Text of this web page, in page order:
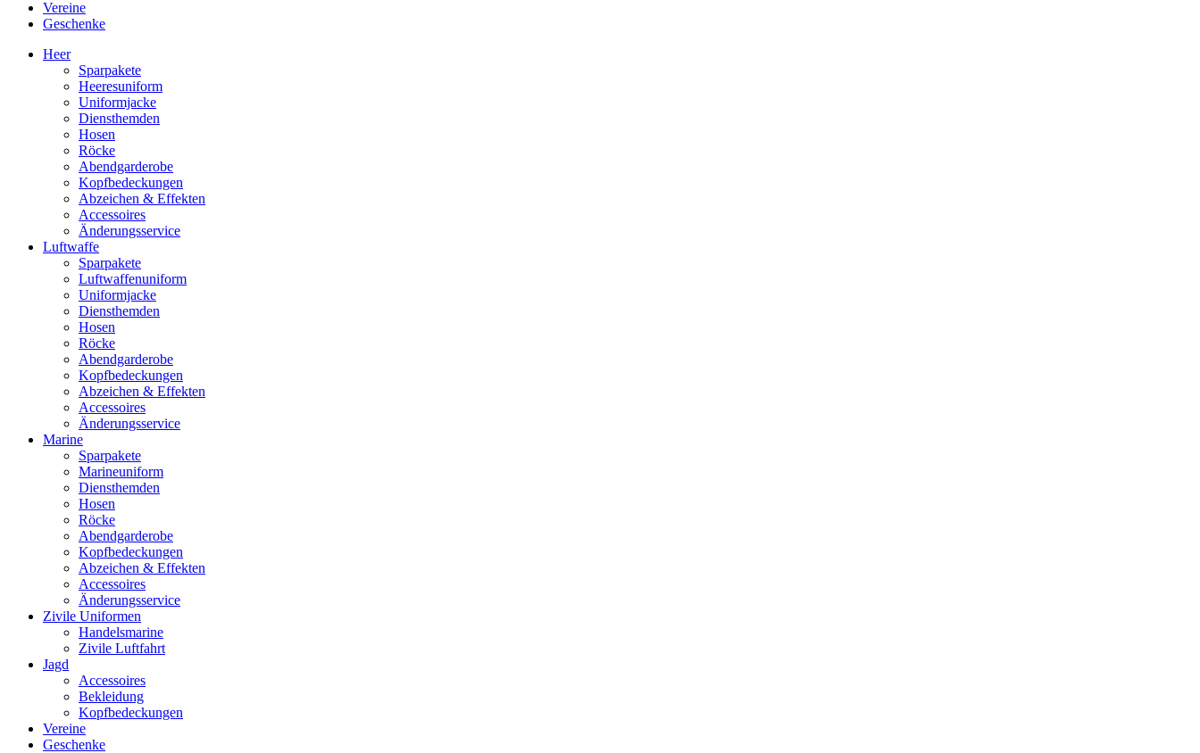
Vereine
Geschenke
Heer
Sparpakete
Heeresuniform
Uniformjacke
Diensthemden
Hosen
Röcke
Abendgarderobe
Kopfbedeckungen
Abzeichen & Effekten
Accessoires
Änderungsservice
Luftwaffe
Sparpakete
Luftwaffenuniform
Uniformjacke
Diensthemden
Hosen
Röcke
Abendgarderobe
Kopfbedeckungen
Abzeichen & Effekten
Accessoires
Änderungsservice
Marine
Sparpakete
Marineuniform
Diensthemden
Hosen
Röcke
Abendgarderobe
Kopfbedeckungen
Abzeichen & Effekten
Accessoires
Änderungsservice
Zivile Uniformen
Handelsmarine
Zivile Luftfahrt
Jagd
Accessoires
Bekleidung
Kopfbedeckungen
Vereine
Geschenke